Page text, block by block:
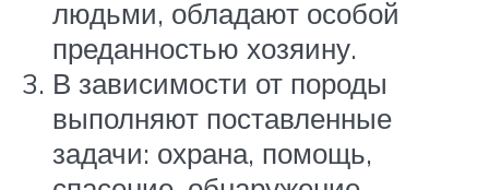
людьми, обладают особой
преданностью хозяину.
В зависимости от породы
выполняют поставленные
задачи: охрана, помощь,